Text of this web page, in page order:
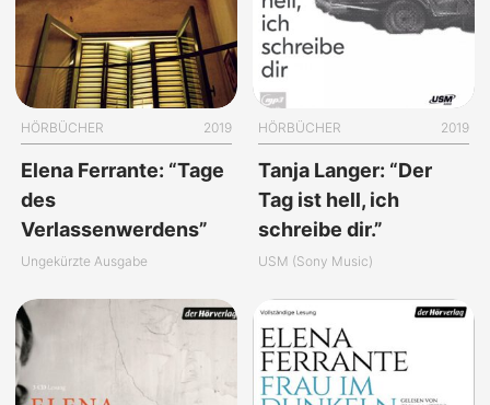
HÖRBÜCHER 2019
Elena Ferrante: “Tage
des
Verlassenwerdens”
Ungekürzte Ausgabe
HÖRBÜCHER 2019
Tanja Langer: “Der
Tag ist hell, ich
schreibe dir.”
USM (Sony Music)